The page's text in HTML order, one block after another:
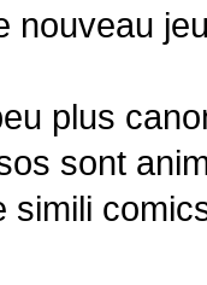
nouveau
plus
sont
simili